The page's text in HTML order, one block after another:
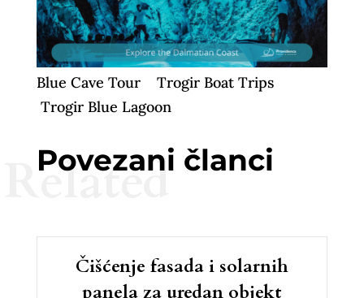
Blue Cave Tour
Trogir Boat Trips
Trogir Blue Lagoon
Povezani članci
Related
Čišćenje fasada i solarnih
panela za uredan objekt